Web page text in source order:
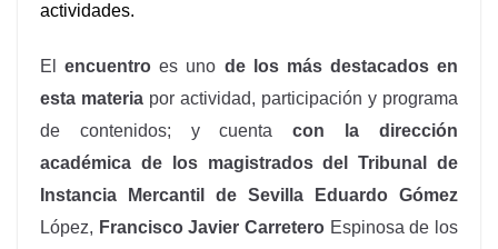
actividades.
El encuentro es uno de los más destacados en
esta materia por actividad, participación y programa
de contenidos; y cuentacon la dirección
académica de los magistrados del Tribunal de
Instancia Mercantil de Sevilla
Eduardo Gómez
López, Francisco Javier Carretero Espinosa de los